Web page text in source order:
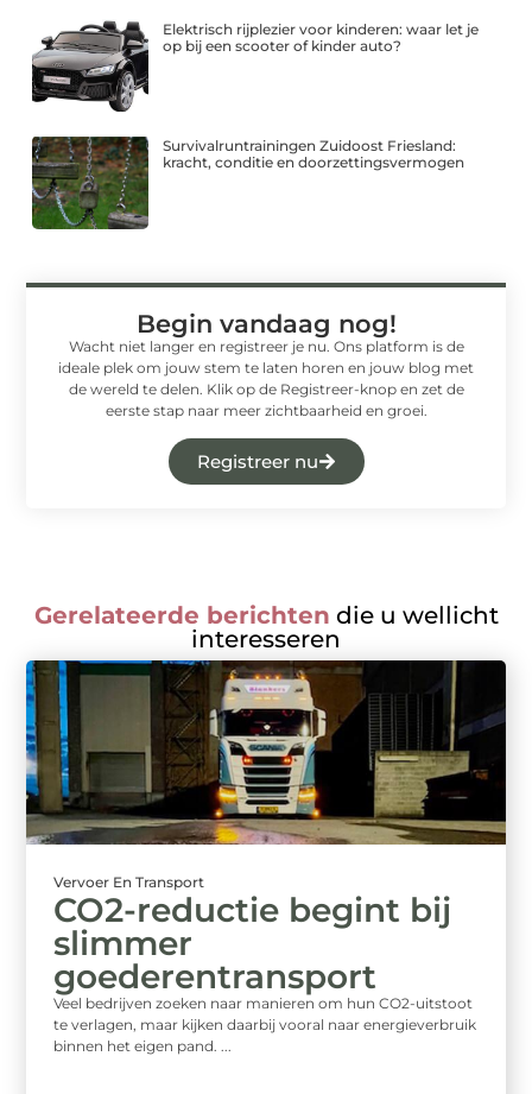
Elektrisch rijplezier voor kinderen: waar let je
op bij een scooter of kinder auto?
Survivalruntrainingen Zuidoost Friesland:
kracht, conditie en doorzettingsvermogen
Begin vandaag nog!
Wacht niet langer en registreer je nu. Ons platform is de
ideale plek om jouw stem te laten horen en jouw blog met
de wereld te delen. Klik op de Registreer-knop en zet de
eerste stap naar meer zichtbaarheid en groei.
Registreer nu
Gerelateerde berichten die u wellicht
interesseren
Vervoer En Transport
CO2-reductie begint bij
slimmer
goederentransport
Veel bedrijven zoeken naar manieren om hun CO2-uitstoot
te verlagen, maar kijken daarbij vooral naar energieverbruik
binnen het eigen pand. ...